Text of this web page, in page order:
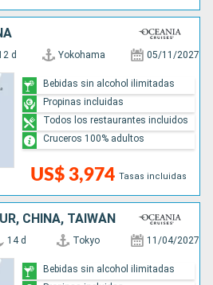
d Yokohama 05/11/2027
US$ 3,974 Tasas incluidas
Bebidas sin alcohol ilimitadas
Propinas incluidas
Todos los restaurantes incluidos
Cruceros 100% adultos
CHINA, TAIWÁN
14 d Tokyo 11/04/2027
Bebidas sin alcohol ilimitadas